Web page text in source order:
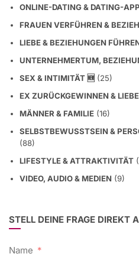
ONLINE-DATING & DATING-
FRAUEN VERFÜHREN &
LIEBE & BEZIEHUNGEN
UNTERNEHMERTUM,
SEX & INTIMITÄT 🆕 (25)
EX ZURÜCKGEWINNEN &
MÄNNER & FAMILIE (16)
SELBSTBEWUSSTSEIN &
(88)
LIFESTYLE & ATTRAKTIVITÄT
VIDEO, AUDIO & MEDIEN (9)
STELL DEINE FRAGE DIREKT
Name